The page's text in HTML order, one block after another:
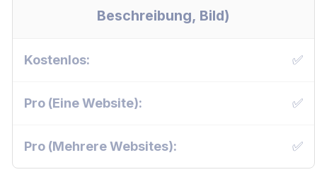
Beschreibung, Bild)
✅
✅
✅